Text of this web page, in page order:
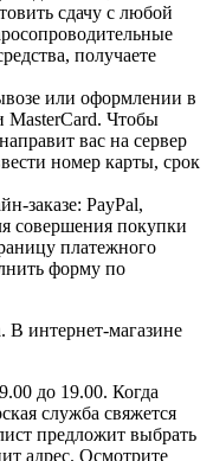
сдачу с любой
получаете
или оформлении в
MasterCard. Чтобы
вас на сервер
номер карты, срок
заказе: PayPal,
совершения покупки
платежного
форму по
В интернет-магазине
до 19.00. Когда
служба свяжется
предложит выбрать
адрес. Осмотрите